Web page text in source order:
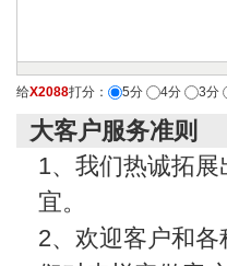
给X2088打分： 5分 4分 3分
大客户服务准则
1、我们热诚拓
宜。
2、欢迎客户和